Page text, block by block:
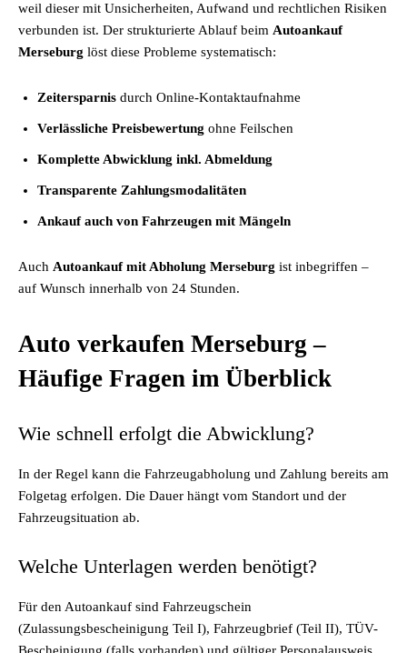
weil dieser mit Unsicherheiten, Aufwand und rechtlichen Risiken
verbunden ist. Der strukturierte Ablauf beim Autoankauf
Merseburg löst diese Probleme systematisch:
Zeitersparnis durch Online-Kontaktaufnahme
Verlässliche Preisbewertung ohne Feilschen
Komplette Abwicklung inkl. Abmeldung
Transparente Zahlungsmodalitäten
Ankauf auch von Fahrzeugen mit Mängeln
Auch Autoankauf mit Abholung Merseburg ist inbegriffen –
auf Wunsch innerhalb von 24 Stunden.
Auto verkaufen Merseburg –
Häufige Fragen im Überblick
Wie schnell erfolgt die Abwicklung?
In der Regel kann die Fahrzeugabholung und Zahlung bereits am
Folgetag erfolgen. Die Dauer hängt vom Standort und der
Fahrzeugsituation ab.
Welche Unterlagen werden benötigt?
Für den Autoankauf sind Fahrzeugschein
(Zulassungsbescheinigung Teil I), Fahrzeugbrief (Teil II), TÜV-